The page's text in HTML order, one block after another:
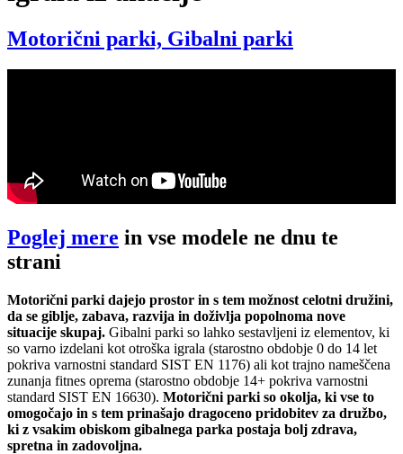
Motorični parki, Gibalni parki
Poglej mere in vse modele ne dnu te
strani
Motorični parki dajejo prostor in s tem možnost celotni družini,
da se giblje, zabava, razvija in doživlja popolnoma nove
situacije skupaj. Gibalni parki so lahko sestavljeni iz elementov, ki
so varno izdelani kot otroška igrala (starostno obdobje 0 do 14 let
pokriva varnostni standard SIST EN 1176) ali kot trajno nameščena
zunanja fitnes oprema (starostno obdobje 14+ pokriva varnostni
standard SIST EN 16630). Motorični parki so okolja, ki vse to
omogočajo in s tem prinašajo dragoceno pridobitev za družbo,
ki z vsakim obiskom gibalnega parka postaja bolj zdrava,
spretna in zadovoljna.